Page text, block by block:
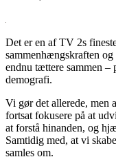
Det er en af TV 2s
sammenhængskraften
endnu tættere sammen
demografi.
Vi gør det allerede, men
fortsat fokusere på at
at forstå hinanden, og
Samtidig med, at vi
samles om.